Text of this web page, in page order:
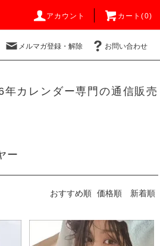
アカウント カート(0)
メルマガ登録・解除 お問い合わせ
カレンダー専門の通信販売
ー
おすすめ順 価格順 新着順